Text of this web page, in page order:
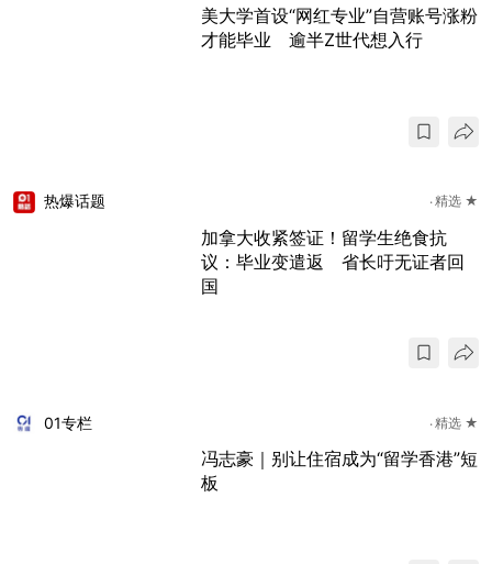
美大学首设“网红专业”自营账号涨粉
才能毕业 逾半Z世代想入行
热爆话题 精选 ★
加拿大收紧签证！留学生绝食抗
议：毕业变遣返 省长吁无证者回
国
01专栏 精选 ★
冯志豪｜别让住宿成为“留学香港”短
板